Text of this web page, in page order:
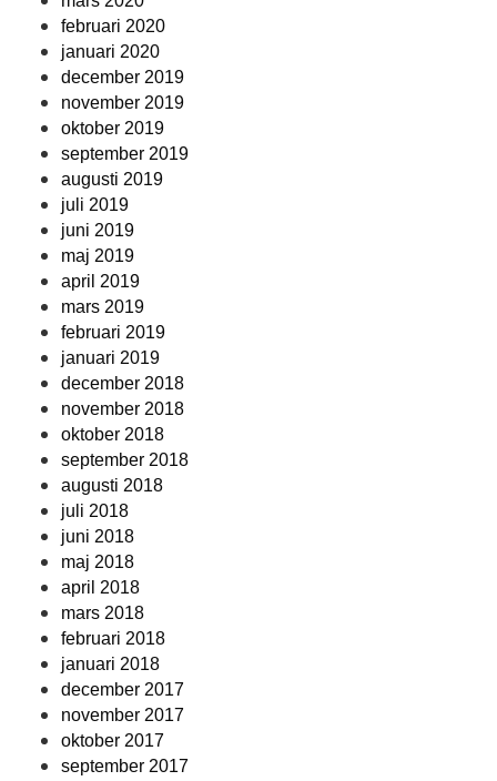
februari 2020
januari 2020
december 2019
november 2019
oktober 2019
september 2019
augusti 2019
juli 2019
juni 2019
maj 2019
april 2019
mars 2019
februari 2019
januari 2019
december 2018
november 2018
oktober 2018
september 2018
augusti 2018
juli 2018
juni 2018
maj 2018
april 2018
mars 2018
februari 2018
januari 2018
december 2017
november 2017
oktober 2017
september 2017